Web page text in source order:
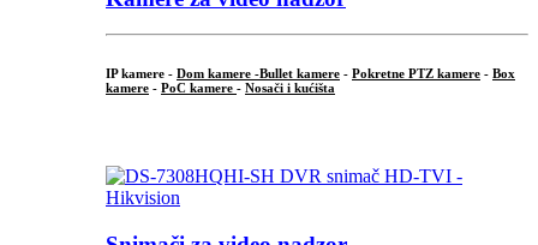
IP kamere - Dom kamere -Bullet kamere - Pokretne PTZ kamere - Box
kamere - PoC kamere - Nosači i kućišta